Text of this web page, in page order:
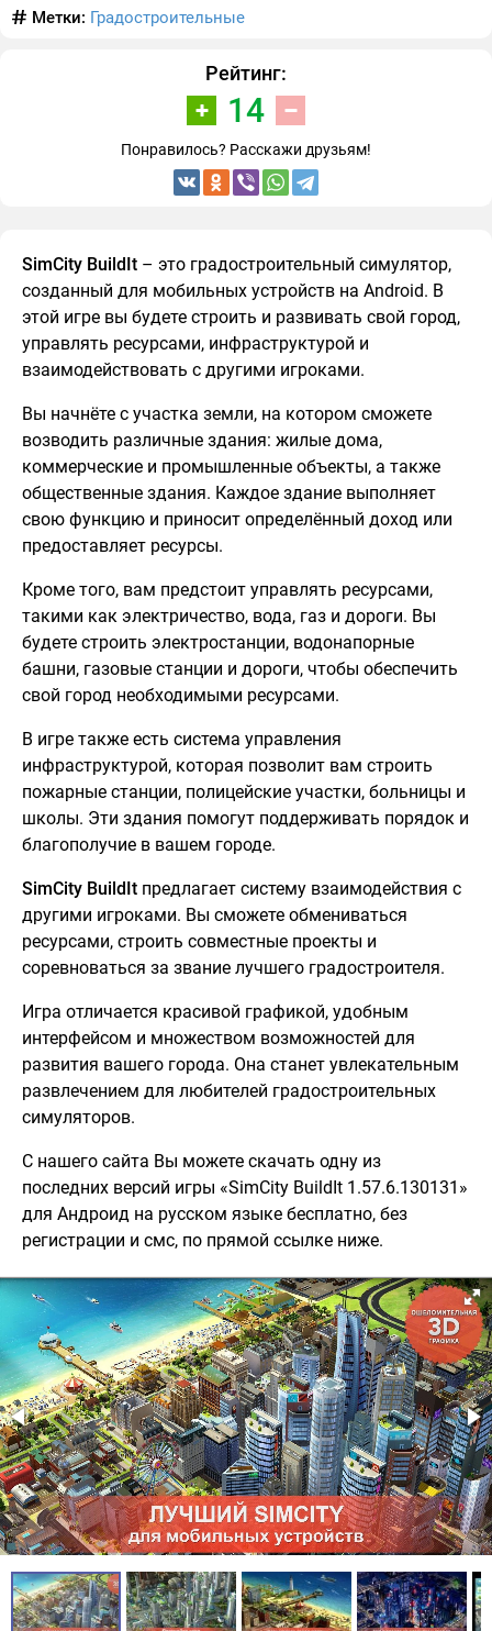
Метки: Градостроительные
Рейтинг:
14
Понравилось? Расскажи друзьям!
SimCity BuildIt – это градостроительный симулятор,
созданный для мобильных устройств на Android. В
этой игре вы будете строить и развивать свой город,
управлять ресурсами, инфраструктурой и
взаимодействовать с другими игроками.
Вы начнёте с участка земли, на котором сможете
возводить различные здания: жилые дома,
коммерческие и промышленные объекты, а также
общественные здания. Каждое здание выполняет
свою функцию и приносит определённый доход или
предоставляет ресурсы.
Кроме того, вам предстоит управлять ресурсами,
такими как электричество, вода, газ и дороги. Вы
будете строить электростанции, водонапорные
башни, газовые станции и дороги, чтобы обеспечить
свой город необходимыми ресурсами.
В игре также есть система управления
инфраструктурой, которая позволит вам строить
пожарные станции, полицейские участки, больницы и
школы. Эти здания помогут поддерживать порядок и
благополучие в вашем городе.
SimCity BuildIt предлагает систему взаимодействия с
другими игроками. Вы сможете обмениваться
ресурсами, строить совместные проекты и
соревноваться за звание лучшего градостроителя.
Игра отличается красивой графикой, удобным
интерфейсом и множеством возможностей для
развития вашего города. Она станет увлекательным
развлечением для любителей градостроительных
симуляторов.
С нашего сайта Вы можете скачать одну из
последних версий игры «SimCity BuildIt 1.57.6.130131»
для Андроид на русском языке бесплатно, без
регистрации и смс, по прямой ссылке ниже.